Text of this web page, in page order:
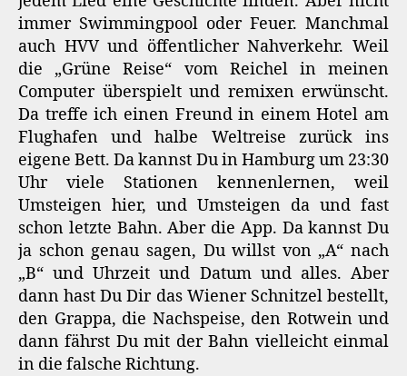
immer Swimmingpool oder Feuer. Manchmal
auch HVV und öffentlicher Nahverkehr. Weil
die „Grüne Reise“ vom Reichel in meinen
Computer überspielt und remixen erwünscht.
Da treffe ich einen Freund in einem Hotel am
Flughafen und halbe Weltreise zurück ins
eigene Bett. Da kannst Du in Hamburg um 23:30
Uhr viele Stationen kennenlernen, weil
Umsteigen hier, und Umsteigen da und fast
schon letzte Bahn. Aber die App. Da kannst Du
ja schon genau sagen, Du willst von „A“ nach
„B“ und Uhrzeit und Datum und alles. Aber
dann hast Du Dir das Wiener Schnitzel bestellt,
den Grappa, die Nachspeise, den Rotwein und
dann fährst Du mit der Bahn vielleicht einmal
in die falsche Richtung.